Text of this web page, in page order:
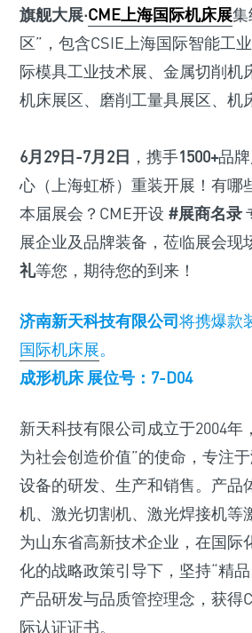
旗舰大展·CME上海国际机床展集
区”，包含CSIE上海国际智能工
际模具工业技术展、金属切削机
机床展区、磨削工量具展区、机
6月29日-7月2日 ，携手1500+品
心（上海虹桥）重装开展！有哪
本届展会？CME开设 #展商名录
展企业及品牌装备，莅临展会现
礼等您，期待您的到来！
济南新天科技有限公司将携爆款
国际机床展。
成形机床 展位号：7-D04
新天科技有限公司成立于2004年
为社会创造价值”的使命，专注
设备的研发、生产和销售。产品
机、激光切割机、激光焊接机等
为山东省高新技术企业，在国际
化的战略政策引导下，坚持“精
产品研发与品质管控理念，获得
际认证证书。